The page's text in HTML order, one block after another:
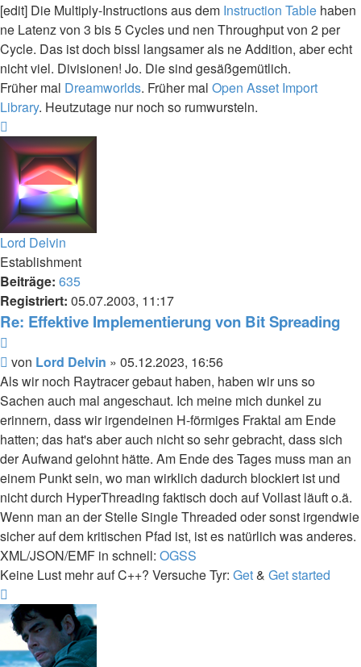
[edit] Die Multiply-Instructions aus dem Instruction Table haben
ne Latenz von 3 bis 5 Cycles und nen Throughput von 2 per
Cycle. Das ist doch bissl langsamer als ne Addition, aber echt
nicht viel. Divisionen! Jo. Die sind gesäßgemütlich.
Früher mal Dreamworlds. Früher mal Open Asset Import
Library. Heutzutage nur noch so rumwursteln.
oben
Lord Delvin
Establishment
Beiträge: 635
Registriert: 05.07.2003, 11:17
Re: Effektive Implementierung von Bit Spreading
Beitrag
von Lord Delvin » 05.12.2023, 16:56
Als wir noch Raytracer gebaut haben, haben wir uns so
Sachen auch mal angeschaut. Ich meine mich dunkel zu
erinnern, dass wir irgendeinen H-förmiges Fraktal am Ende
hatten; das hat's aber auch nicht so sehr gebracht, dass sich
der Aufwand gelohnt hätte. Am Ende des Tages muss man an
einem Punkt sein, wo man wirklich dadurch blockiert ist und
nicht durch HyperThreading faktisch doch auf Vollast läuft o.ä.
Wenn man an der Stelle Single Threaded oder sonst irgendwie
sicher auf dem kritischen Pfad ist, ist es natürlich was anderes.
XML/JSON/EMF in schnell: OGSS
Keine Lust mehr auf C++? Versuche Tyr: Get& Get started
oben